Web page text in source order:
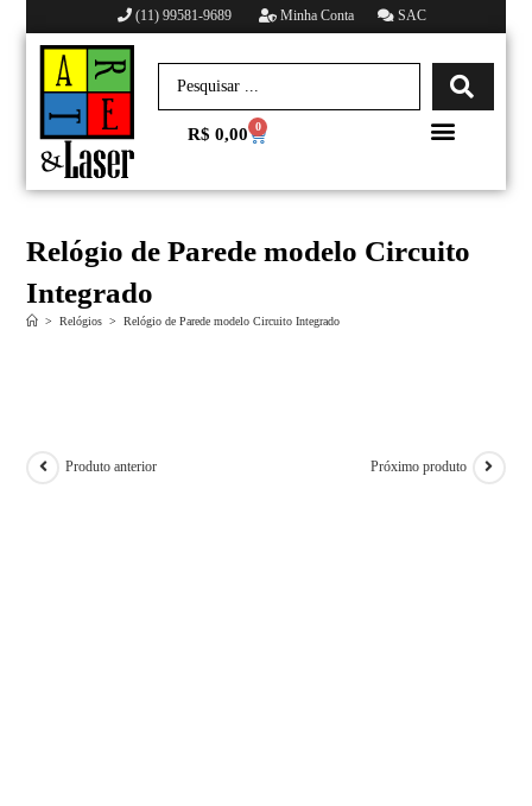
(11) 99581-9689 Minha Conta SAC
R$ 0,00 0
Relógio de Parede modelo Circuito
Integrado
> Relógios > Relógio de Parede modelo Circuito Integrado
Produto anterior Próximo produto